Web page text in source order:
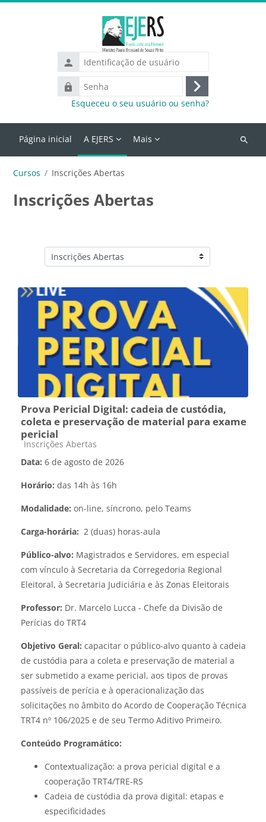
Identificação
de
usuário
Senha
Acessar
Esqueceu o seu usuário ou senha?
Página inicial A EJERS Mais
Buscar
Cursos Inscrições Abertas
Inscrições Abertas
Categorias de Cursos
Prova Pericial Digital: cadeia de custódia,
coleta e preservação de material para exame
pericial
Categoria do curso
Inscrições Abertas
Data: 6 de agosto de 2026
Horário: das 14h às 16h
Modalidade: on-line, síncrono, pelo Teams
Carga-horária: 2 (duas) horas-aula
Público-alvo: Magistrados e Servidores, em especial
com vínculo à Secretaria da Corregedoria Regional
Eleitoral, à Secretaria Judiciária e às Zonas Eleitorais
Professor: Dr. Marcelo Lucca - Chefe da Divisão de
Perícias do TRT4
Objetivo Geral: capacitar o público-alvo quanto à cadeia
de custódia para a coleta e preservação de material a
ser submetido a exame pericial, aos tipos de provas
passíveis de perícia e à operacionalização das
solicitações no âmbito do Acordo de Cooperação Técnica
TRT4 nº 106/2025 e de seu Termo Aditivo Primeiro.
Conteúdo Programático:
Contextualização: a prova pericial digital e a
cooperação TRT4/TRE-RS
Cadeia de custódia da prova digital: etapas e
especificidades